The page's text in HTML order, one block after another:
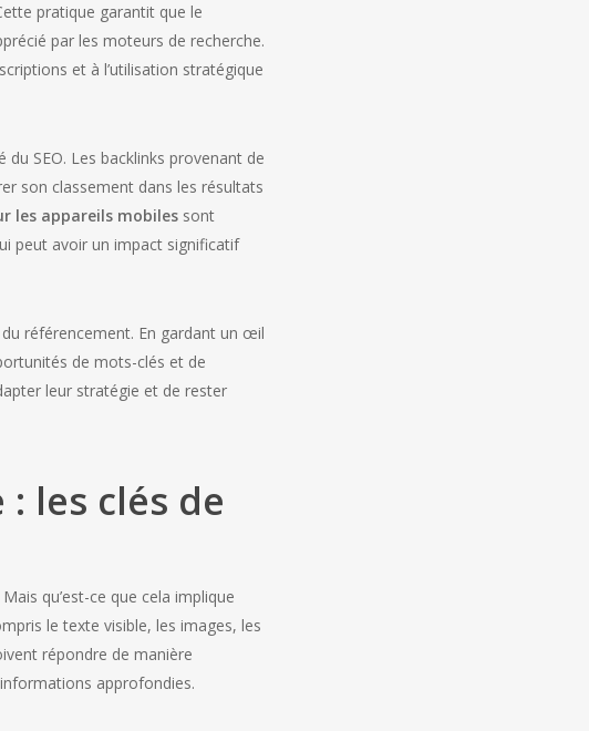
pratique garantit que le
par les moteurs de recherche.
et à l’utilisation stratégique
du SEO. Les backlinks provenant de
son classement dans les résultats
les appareils mobiles sont
peut avoir un impact significatif
référencement. En gardant un œil
de mots-clés et de
leur stratégie et de rester
les clés de
qu’est-ce que cela implique
le texte visible, les images, les
répondre de manière
approfondies.